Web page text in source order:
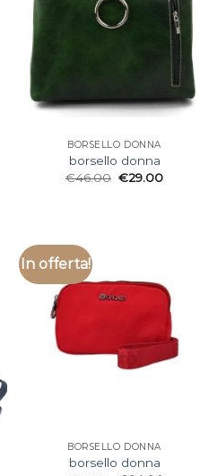
BORSELLO DONNA
borsello donna
€46.00 €29.00
In offerta!
BORSELLO DONNA
borsello donna